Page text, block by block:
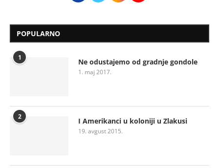
POPULARNO
1 Ne odustajemo od gradnje gondole
1. maj 2017.
2 I Amerikanci u koloniji u Zlakusi
19. avgust 2015.